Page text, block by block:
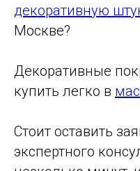
декоративную
Москве?
Декоративные
купить легко в
Стоит оставить
экспертного